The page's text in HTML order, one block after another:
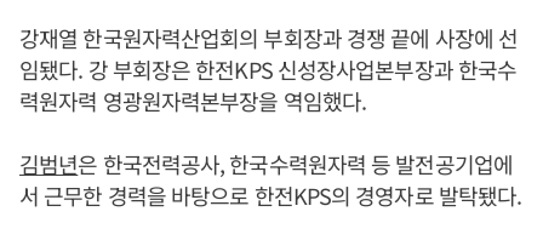
강재열 한국원자력산업회의 부회장과 경쟁 끝에 사장에 선
임됐다. 강 부회장은 한전KPS 신성장사업본부장과 한국수
력원자력 영광원자력본부장을 역임했다.
김범년은 한국전력공사, 한국수력원자력 등 발전공기업에
서 근무한 경력을 바탕으로 한전KPS의 경영자로 발탁됐다.